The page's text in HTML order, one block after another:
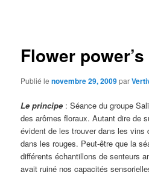
Flower power’s
Publié lenovembre 29, 2009par
Le principe : Séance du groupe
des arômes floraux. Autant dire de
évident de les trouver dans les vins
dans les rouges. Peut-être que la
différents échantillons de senteurs
avait ruiné nos capacités